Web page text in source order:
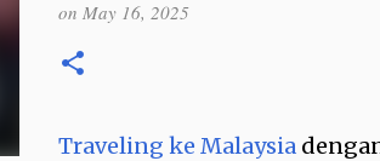
on May 16, 2025
Traveling ke Malaysia